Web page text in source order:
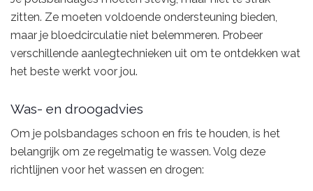
zitten. Ze moeten voldoende ondersteuning bieden,
maar je bloedcirculatie niet belemmeren. Probeer
verschillende aanlegtechnieken uit om te ontdekken wat
het beste werkt voor jou.
Was- en droogadvies
Om je polsbandages schoon en fris te houden, is het
belangrijk om ze regelmatig te wassen. Volg deze
richtlijnen voor het wassen en drogen: